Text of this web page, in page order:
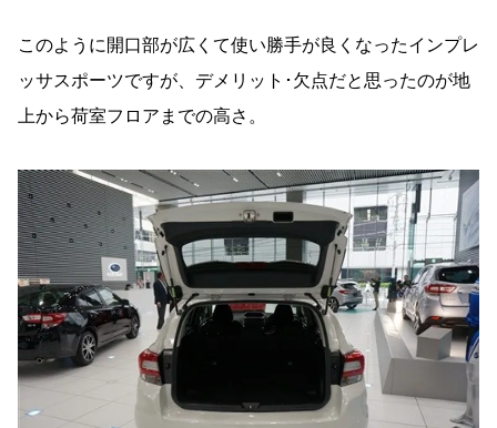
このように開口部が広くて使い勝手が良くなったインプレ
ッサスポーツですが、デメリット･欠点だと思ったのが地
上から荷室フロアまでの高さ。